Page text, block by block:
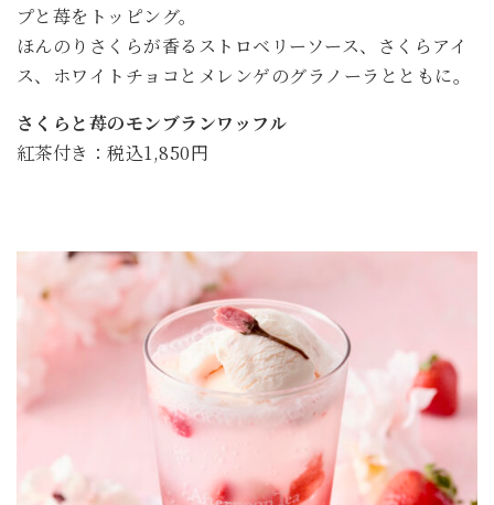
プと苺をトッピング。
ほんのりさくらが香るストロベリーソース、さくらアイ
ス、ホワイトチョコとメレンゲのグラノーラとともに。
さくらと苺のモンブランワッフル
紅茶付き：税込1,850円